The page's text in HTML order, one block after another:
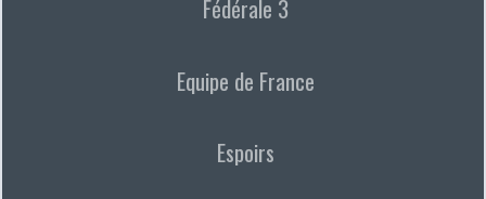
Fédérale 3
Equipe de France
Espoirs